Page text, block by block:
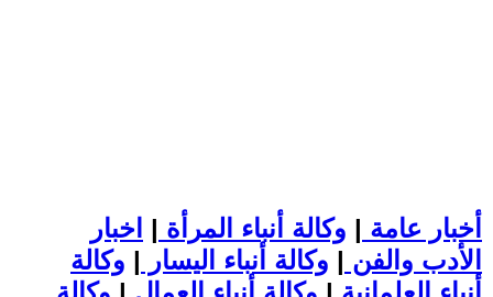
أخبار عامة | وكالة أنباء المرأة | اخبار
الأدب والفن | وكالة أنباء اليسار | وكالة